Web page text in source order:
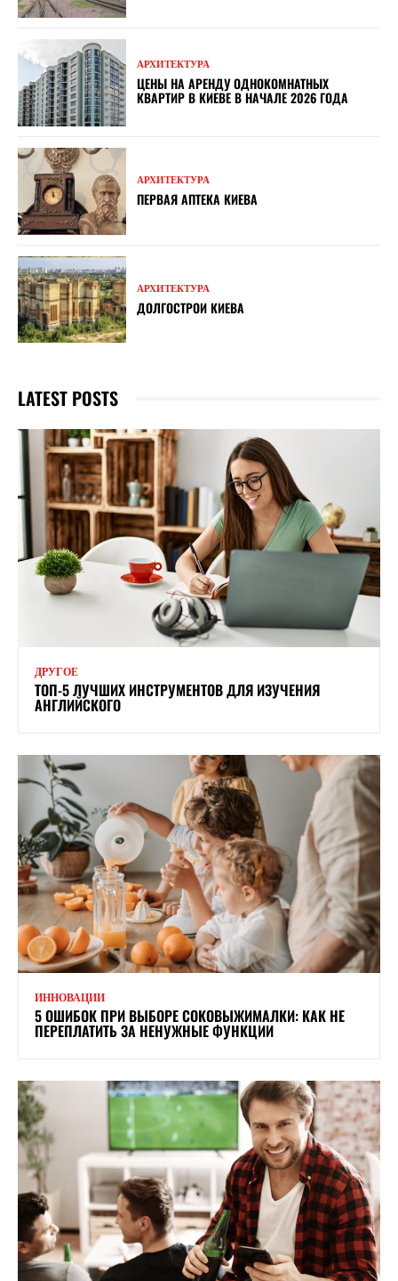
АРХИТЕКТУРА
ЦЕНЫ НА АРЕНДУ ОДНОКОМНАТНЫХ
КВАРТИР В КИЕВЕ В НАЧАЛЕ 2026 ГОДА
АРХИТЕКТУРА
ПЕРВАЯ АПТЕКА КИЕВА
АРХИТЕКТУРА
ДОЛГОСТРОИ КИЕВА
LATEST POSTS
ДРУГОЕ
ТОП-5 ЛУЧШИХ ИНСТРУМЕНТОВ ДЛЯ ИЗУЧЕНИЯ
АНГЛИЙСКОГО
ИННОВАЦИИ
5 ОШИБОК ПРИ ВЫБОРЕ СОКОВЫЖИМАЛКИ: КАК НЕ
ПЕРЕПЛАТИТЬ ЗА НЕНУЖНЫЕ ФУНКЦИИ